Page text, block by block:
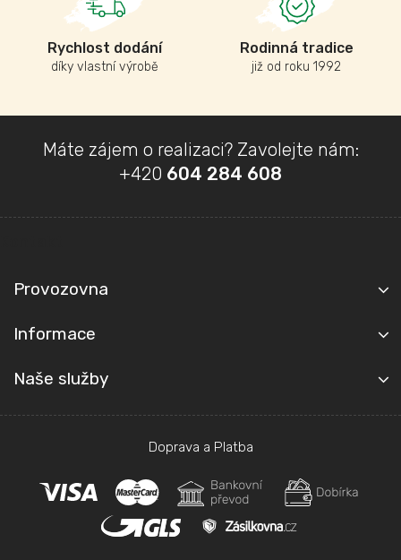
Rychlost dodání
díky vlastní výrobě
Rodinná tradice
již od roku 1992
a
Máte zájem o realizaci? Zavolejte nám:
+420 604 284 608
Provozovna
Informace
Naše služby
Doprava a Platba